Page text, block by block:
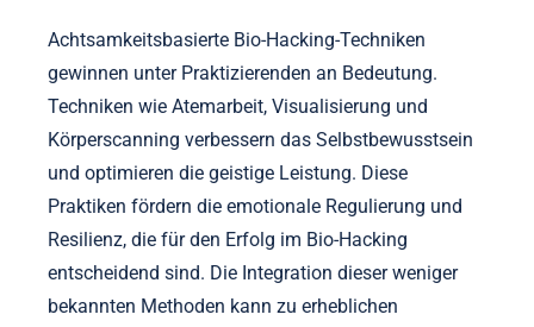
Achtsamkeitsbasierte Bio-Hacking-Techniken
gewinnen unter Praktizierenden an Bedeutung.
Techniken wie Atemarbeit, Visualisierung und
Körperscanning verbessern das Selbstbewusstsein
und optimieren die geistige Leistung. Diese
Praktiken fördern die emotionale Regulierung und
Resilienz, die für den Erfolg im Bio-Hacking
entscheidend sind. Die Integration dieser weniger
bekannten Methoden kann zu erheblichen